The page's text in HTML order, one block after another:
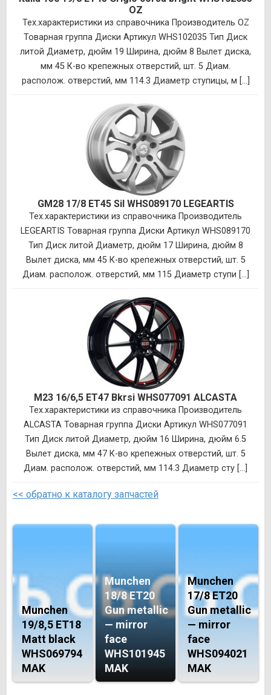
OZ
Тех.характеристики из справочника Производитель OZ
Товарная группа Диски Артикул WHS102035 Тип Диск
литой Диаметр, дюйм 19 Ширина, дюйм 8 Вылет диска,
мм 45 К-во крепежных отверстий, шт. 5 Диам.
располож. отверстий, мм 114.3 Диаметр ступицы, м [...]
GM28 17/8 ET45 Sil WHS089170 LEGEARTIS
Тех.характеристики из справочника Производитель
LEGEARTIS Товарная группа Диски Артикул WHS089170
Тип Диск литой Диаметр, дюйм 17 Ширина, дюйм 8
Вылет диска, мм 45 К-во крепежных отверстий, шт. 5
Диам. располож. отверстий, мм 115 Диаметр ступи [...]
M23 16/6,5 ET47 Bkrsi WHS077091 ALCASTA
Тех.характеристики из справочника Производитель
ALCASTA Товарная группа Диски Артикул WHS077091
Тип Диск литой Диаметр, дюйм 16 Ширина, дюйм 6.5
Вылет диска, мм 47 К-во крепежных отверстий, шт. 5
Диам. располож. отверстий, мм 114.3 Диаметр сту [...]
<< обратно к каталогу запчастей
Munchen
19/8,5 ET18
Matt black
WHS069794
MAK
Munchen
18/8 ET20
Gun metallic
— mirror
face
WHS101945
MAK
Munchen
17/8 ET20
Gun metallic
— mirror
face
WHS094021
MAK